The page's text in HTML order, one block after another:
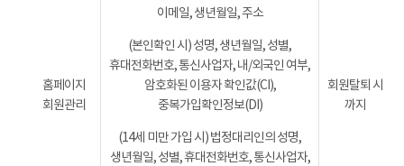
홈페이지
회원관리
이메일, 생년월일, 주소
(본인확인 시) 성명, 생년월일, 성별,
휴대전화번호, 통신사업자, 내/외국인 여부,
암호화된 이용자 확인값(CI),
중복가입확인정보(DI)
(14세 미만 가입 시) 법정대리인의 성명,
생년월일, 성별, 휴대전화번호, 통신사업자,
회원탈퇴 시
까지